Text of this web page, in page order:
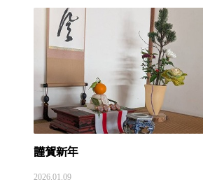
謹賀新年
2026.01.09